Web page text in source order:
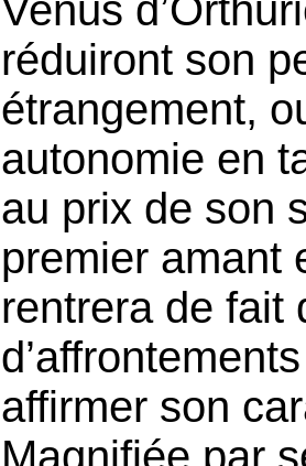
Venus
réduiront son
étrangement,
autonomie en
au prix de son
premier amant
rentrera de fait
affirmer son
Magnifiée par